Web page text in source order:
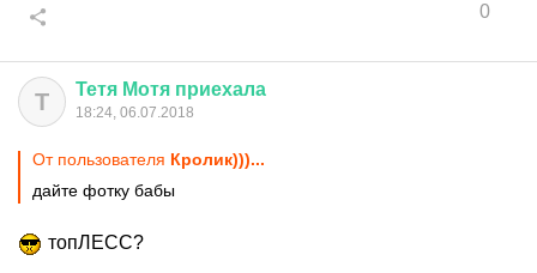
0
Т Тетя Мотя приехала
18:24, 06.07.2018
От пользователя Кролик)))...
дайте фотку бабы
топЛЕСС?